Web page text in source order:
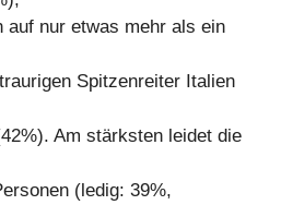
nur etwas mehr als ein
Spitzenreiter Italien
Am stärksten leidet die
(ledig: 39%,